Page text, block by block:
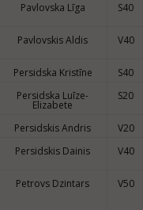
Pavlovska Līga S40
Pavlovskis Aldis V40
Persidska Kristīne
S40
Persidska Luīze-
Elizabete
S20
Persidskis Andris
V20
Persidskis Dainis V40
Petrovs Dzintars V50